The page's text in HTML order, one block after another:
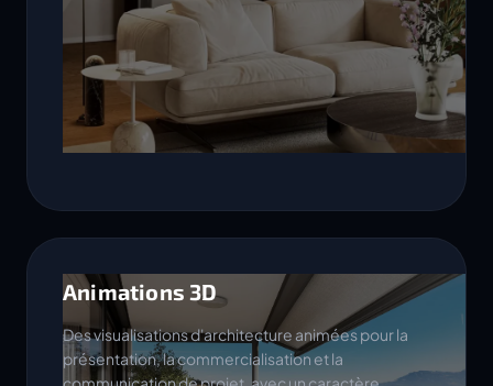
Animations 3D
Des visualisations d'architecture animées pour la
présentation, la commercialisation et la